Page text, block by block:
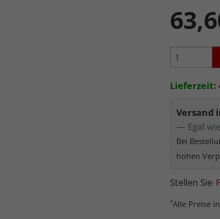
kommt.
Lieferzeit:
Versand
— Egal
Bei
hohen
Stellen Sie
*Alle Preise